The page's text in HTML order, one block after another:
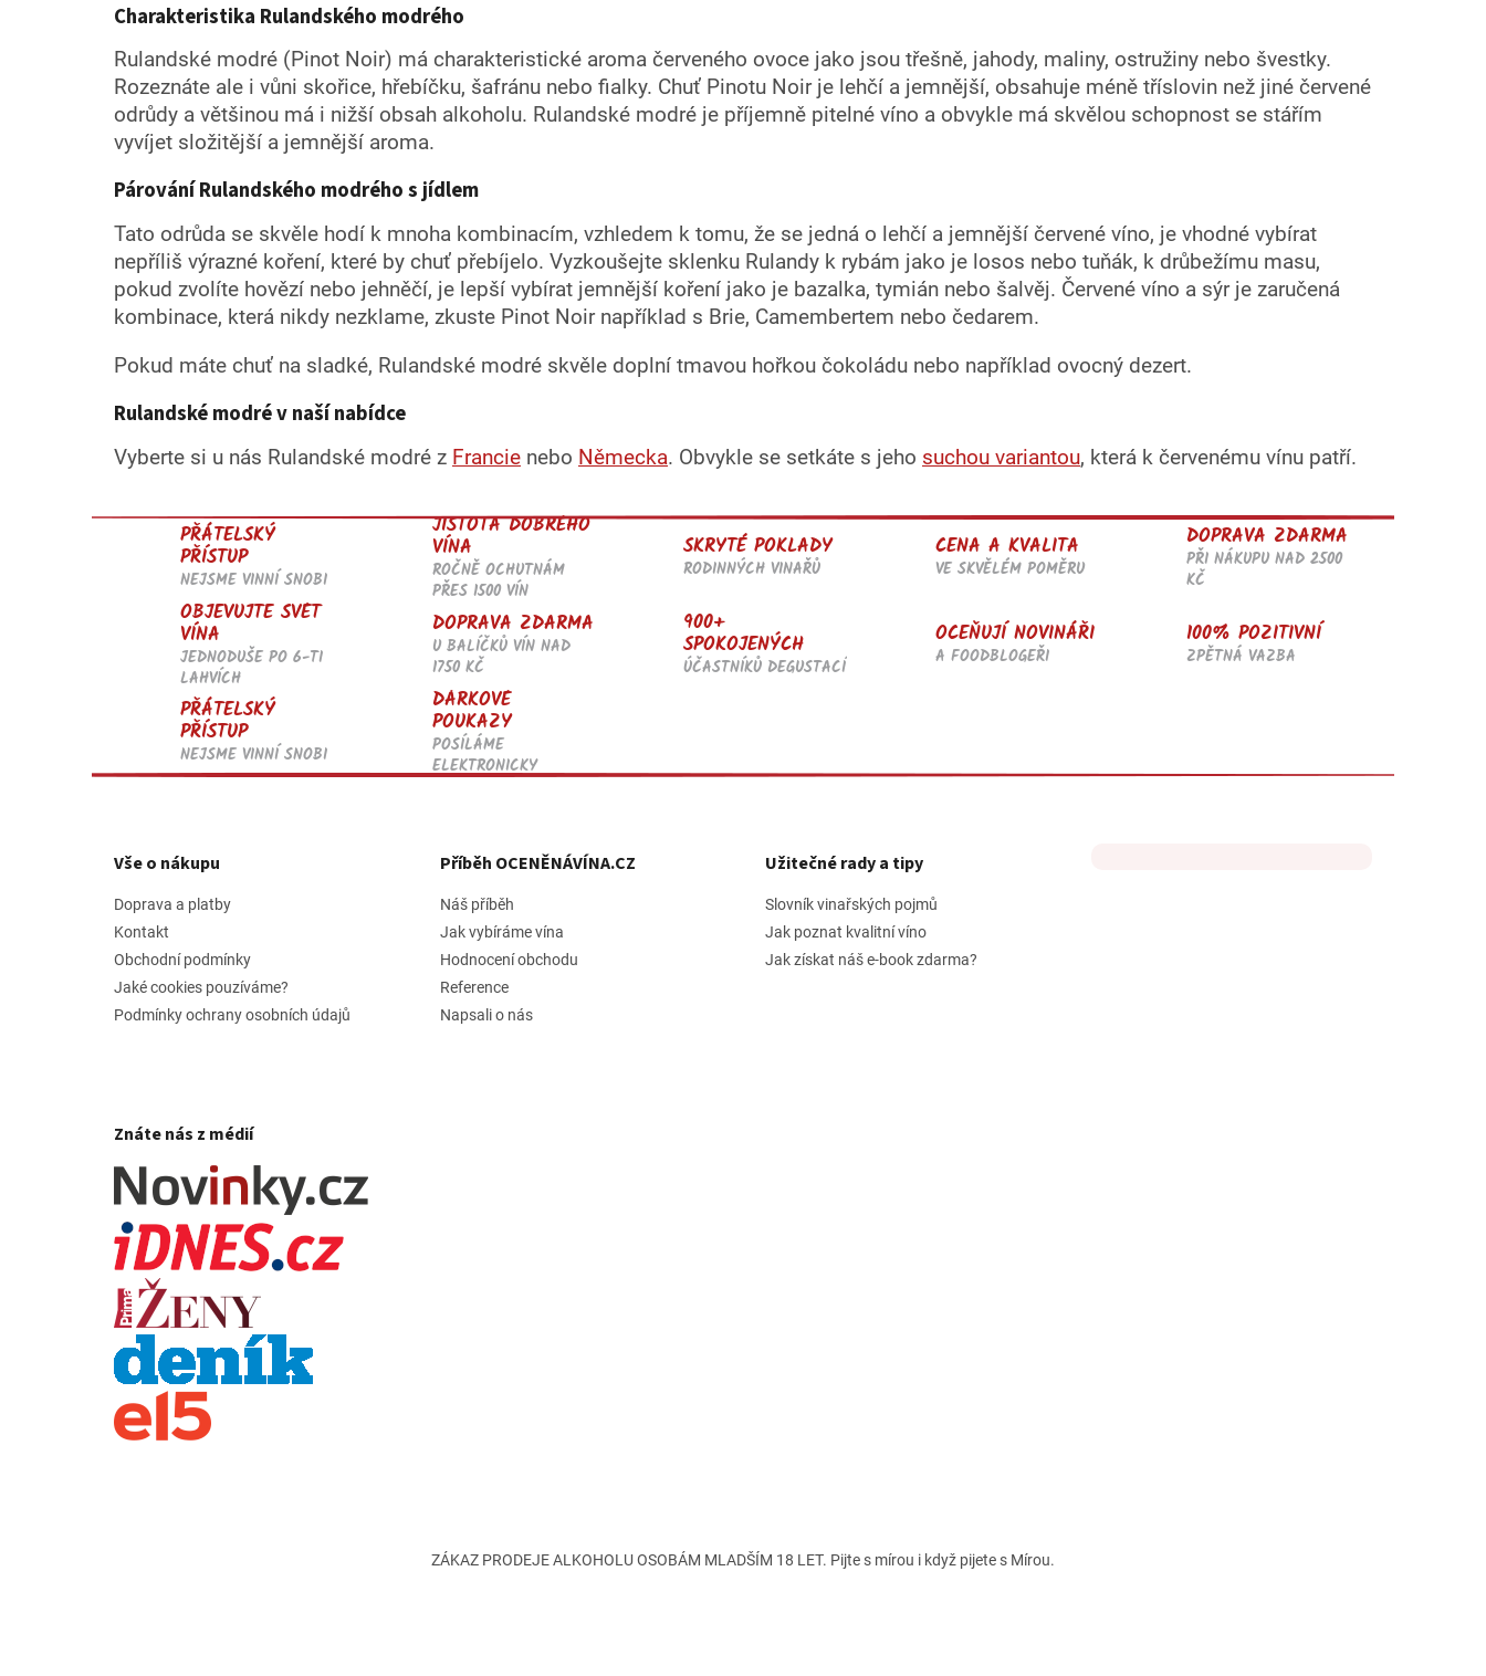
r
v
k
y
s
u
Charakteristika Rulandského modrého
Rulandské modré (Pinot Noir) má charakteristické aroma červeného ovoce jako jsou třešně, jahody, maliny, ostružiny nebo švestky.
Rozeznáte ale i vůni skořice, hřebíčku, šafránu nebo fialky. Chuť Pinotu Noir je lehčí a jemnější, obsahuje méně tříslovin než jiné červené
odrůdy a většinou má i nižší obsah alkoholu. Rulandské modré je příjemně pitelné víno a obvykle má skvělou schopnost se stářím
vyvíjet složitější a jemnější aroma.
Párování Rulandského modrého s jídlem
Tato odrůda se skvěle hodí k mnoha kombinacím, vzhledem k tomu, že se jedná o lehčí a jemnější červené víno, je vhodné vybírat
nepříliš výrazné koření, které by chuť přebíjelo. Vyzkoušejte sklenku Rulandy k rybám jako je losos nebo tuňák, k drůbežímu masu,
pokud zvolíte hovězí nebo jehněčí, je lepší vybírat jemnější koření jako je bazalka, tymián nebo šalvěj. Červené víno a sýr je zaručená
kombinace, která nikdy nezklame, zkuste Pinot Noir například s Brie, Camembertem nebo čedarem.
Pokud máte chuť na sladké, Rulandské modré skvěle doplní tmavou hořkou čokoládu nebo například ovocný dezert.
Rulandské modré v naší nabídce
Vyberte si u nás Rulandské modré z Francie nebo Německa. Obvykle se setkáte s jeho suchou variantou, která k červenému vínu patří.
PŘÁTELSKÝ
PŘÍSTUP
NEJSME VINNÍ SNOBI
JISTOTA DOBRÉHO
VÍNA
ROČNĚ OCHUTNÁM
PŘES 1500 VÍN
SKRYTÉ POKLADY
RODINNÝCH VINAŘŮ
CENA A KVALITA
VE SKVĚLÉM POMĚRU
DOPRAVA ZDARMA
PŘI NÁKUPU NAD 2500
KČ
OBJEVUJTE SVĚT
VÍNA
JEDNODUŠE PO 6-TI
LAHVÍCH
DOPRAVA ZDARMA
U BALÍČKŮ VÍN NAD
1750 KČ
900+
SPOKOJENÝCH
ÚČASTNÍKŮ DEGUSTACÍ
OCEŇUJÍ NOVINÁŘI
A FOODBLOGEŘI
100% POZITIVNÍ
ZPĚTNÁ VAZBA
PŘÁTELSKÝ
PŘÍSTUP
NEJSME VINNÍ SNOBI
DÁRKOVÉ
POUKAZY
POSÍLÁME
ELEKTRONICKY
Vše o nákupu
Doprava a platby
Kontakt
Obchodní podmínky
Jaké cookies pouzíváme?
Podmínky ochrany osobních údajů
Příběh OCENĚNÁVÍNA.CZ
Náš příběh
Jak vybíráme vína
Hodnocení obchodu
Reference
Napsali o nás
Užitečné rady a tipy
Slovník vinařských pojmů
Jak poznat kvalitní víno
Jak získat náš e-book zdarma?
Znáte nás z médií
ZÁKAZ PRODEJE ALKOHOLU OSOBÁM MLADŠÍM 18 LET. Pijte s mírou i když pijete s Mírou.